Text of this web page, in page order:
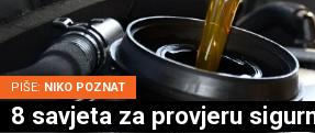
PIŠE: NIKO POZNAT
8 savjeta za provjeru